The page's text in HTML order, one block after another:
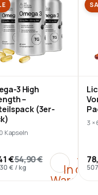
30 –
3 High
–
(3er-
Kapseln
€54,90 €
€ /kg
+
In den
:
3 ×